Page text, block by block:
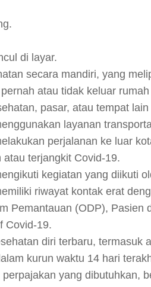
di layar.
secara mandiri, yang
atau tidak keluar
pasar, atau tempat
layanan
perjalanan ke luar
terjangkit Covid-19.
kegiatan yang diikuti
riwayat kontak erat
Pemantauan (ODP), Pasien
Covid-19.
diri terbaru, termasuk
kurun waktu 14 hari
yang dibutuhkan,